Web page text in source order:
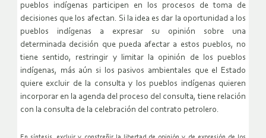
pueblos indígenas participen en los procesos de toma de
decisiones que los afectan. Si la idea es dar la oportunidad a los
pueblos indígenas a expresar su opinión sobre una
determinada decisión que pueda afectar a estos pueblos, no
tiene sentido, restringir y limitar la opinión de los pueblos
indígenas, más aún si los pasivos ambientales que el Estado
quiere excluir de la consulta y los pueblos indígenas quieren
incorporar en la agenda del proceso del consulta, tiene relación
con la consulta de la celebración del contrato petrolero.